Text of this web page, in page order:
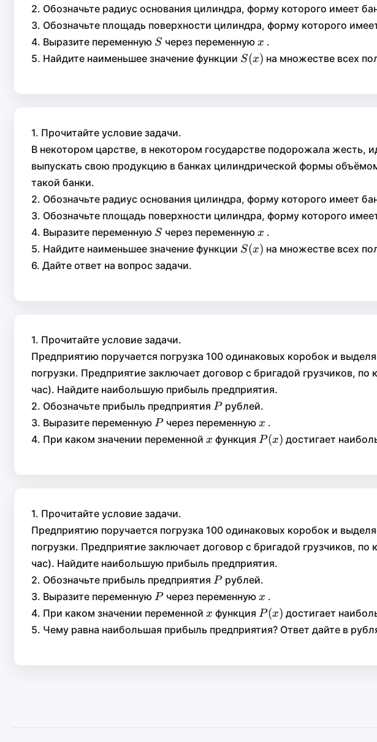
2. Обозначьте радиус основания цилиндра, форму которого имеет
3. Обозначьте площадь поверхности цилиндра, форму которого
4. Выразите переменную S
S
S через переменнуюx
x
x .
5. Найдите наименьшее значение функции S(x)
S(x )
S(x) на множестве всех
1. Прочитайте условие задачи.
В некотором царстве, в некотором государстве подорожала
выпускать свою продукцию в банках цилиндрической формы
такой банки.
2. Обозначьте радиус основания цилиндра, форму которого имеет
3. Обозначьте площадь поверхности цилиндра, форму которого
4. Выразите переменную S
S
S через переменнуюx
x
x .
5. Найдите наименьшее значение функции S(x)
S(x )
S(x) на множестве всех
6. Дайте ответ на вопрос задачи.
1. Прочитайте условие задачи.
Предприятию поручается погрузка 100 одинаковых коробок и
погрузки. Предприятие заключает договор с бригадой грузчиков,
час). Найдите наибольшую прибыль предприятия.
2. Обозначьте прибыль предприятия P
P
Pрублей.
3. Выразите переменную P
P
Pчерез переменную x
x
x .
4. При каком значении переменной x
x
x функция P(x)
P(x )
P(x) достигает
1. Прочитайте условие задачи.
Предприятию поручается погрузка 100 одинаковых коробок и
погрузки. Предприятие заключает договор с бригадой грузчиков,
час). Найдите наибольшую прибыль предприятия.
2. Обозначьте прибыль предприятия P
P
Pрублей.
3. Выразите переменную P
P
Pчерез переменную x
x
x .
4. При каком значении переменной x
x
x функция P(x)
P(x )
P(x) достигает
5. Чему равна наибольшая прибыль предприятия? Ответ дайте в